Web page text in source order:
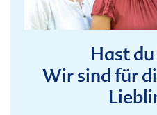
Hast
Wir sind für